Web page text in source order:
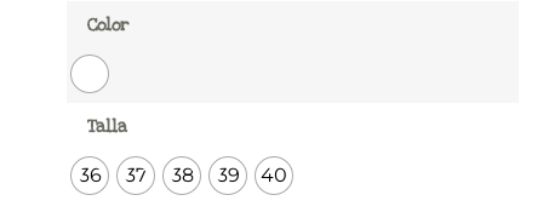
Color
Talla
36 37 38 39 40